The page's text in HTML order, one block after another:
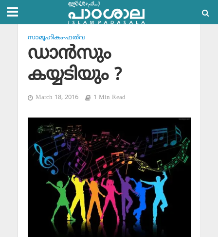
സാമൂഹികം-ഫത്‌വ
ഡാന്‍സും
കയ്യടിയും ?
March 18, 2016 1 Min Read